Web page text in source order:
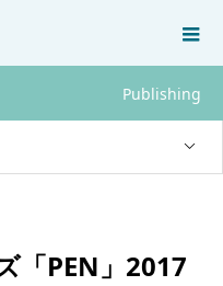
Publishing
「PEN」2017